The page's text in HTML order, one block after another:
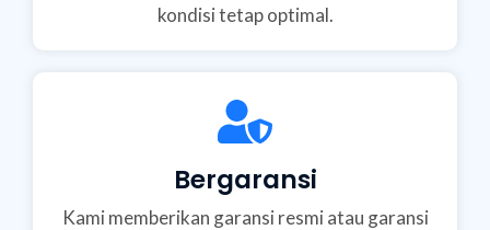
kondisi tetap optimal.
Bergaransi
Kami memberikan garansi resmi atau garansi